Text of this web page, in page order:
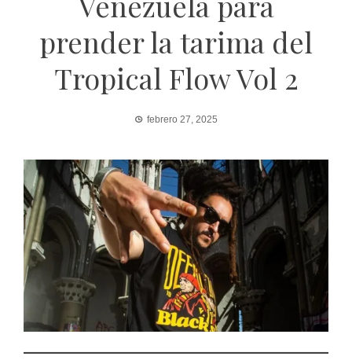
prender la tarima del
Tropical Flow Vol 2
febrero 27, 2025